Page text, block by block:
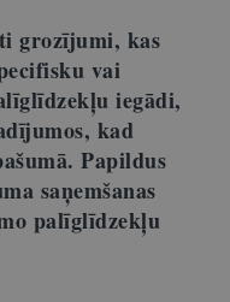
grozījumi, kas
vai
iegādi,
kad
Papildus
saņemšanas
palīglīdzekļu